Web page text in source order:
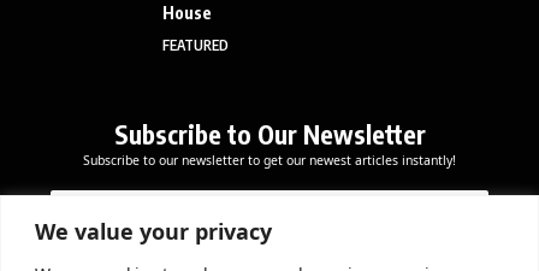
We value your privacy
House
FEATURED
Subscribe to Our Newsletter
Subscribe to our newsletter to get our newest articles instantly!
aa
E
m
a